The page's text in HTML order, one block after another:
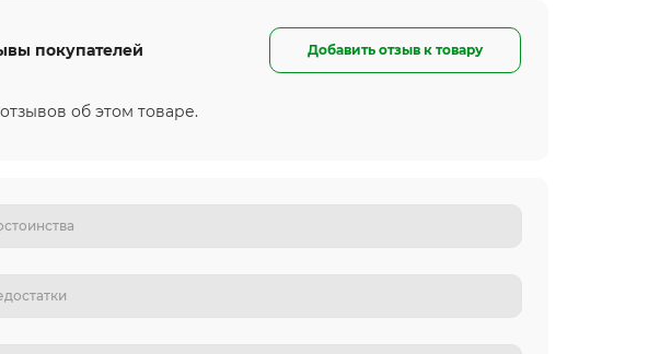
покупателей Добавить отзыв к товару
об этом товаре.